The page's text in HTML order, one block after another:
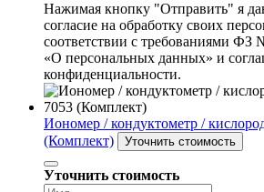
Нажимая кнопку "Отправить" я
согласие на обработку своих
соответствии с требованиями ФЗ
«О персональных данных» и
конфиденциальности.
Иономер / кондуктометр /
(Комплект)
Уточнить стоимость
Уточнить стоимость